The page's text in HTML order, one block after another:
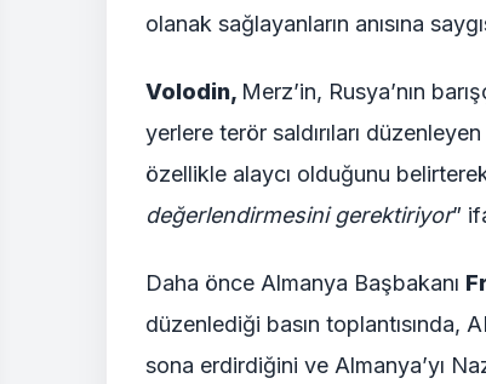
olanak sağlayanların anısına
Volodin, Merz’in, Rusya’nın
yerlere terör saldırıları
özellikle alaycı olduğunu
değerlendirmesini gerektiriyor”
Daha önce Almanya Başbakanı
düzenlediği basın toplantısında,
sona erdirdiğini ve Almanya’yı